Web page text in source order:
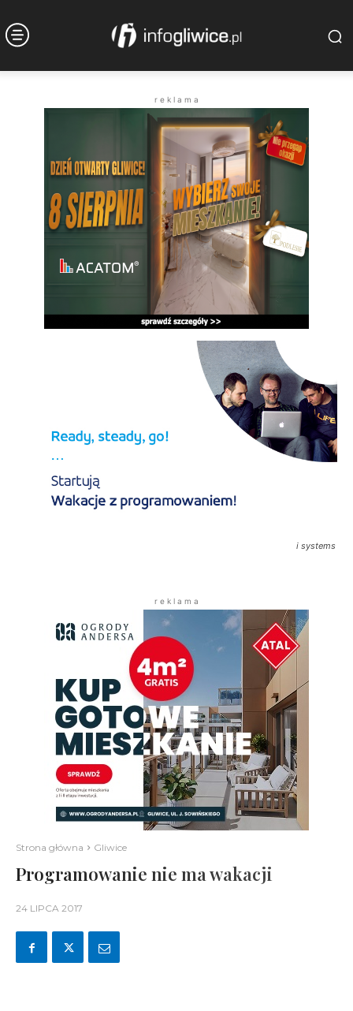
r e k l a m a
i systems
r e k l a m a
Strona główna Gliwice
Programowanie nie ma wakacji
24 LIPCA 2017